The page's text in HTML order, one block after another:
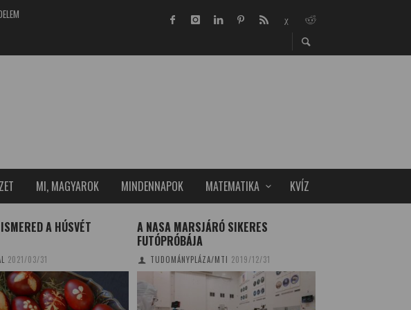
MI, MAGYAROK MINDENNAPOK MATEMATIKA KVÍZ
A HÚSVÉT
2021/03/31
A NASA MARSJÁRÓ SIKERES
FUTÓPRÓBÁJA
TUDOMÁNYPLÁZA/MTI 2019/12/31